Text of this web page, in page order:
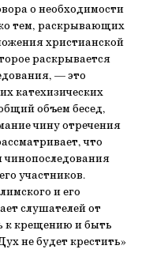
о необходимости
тем, раскрывающих
христианской
раскрывается
— это
катехизических
объем бесед,
чину отречения
что
чинопоследования
участников.
и его
слушателей от
к крещению и быть
не будет крестить»